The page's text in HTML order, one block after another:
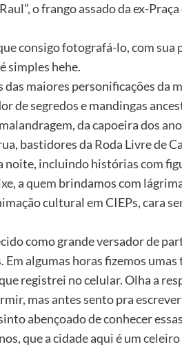
o frango assado da ex-
consigo fotografá-lo, com
simples hehe.
maiores personificações da
de segredos e mandingas
da capoeira dos
bastidores da Roda Livre de
noite, incluindo histórias com
a quem brindamos com
cultural em CIEPs, cara
como grande versador de
algumas horas fizemos
registrei no celular. Olha a
mas antes sento pra
abençoado de conhecer
que a cidade aqui é um